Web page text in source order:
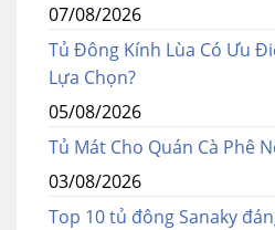
07/08/2026
Tủ Đông Kính Lùa Có Ưu
Lựa Chọn?
05/08/2026
Tủ Mát Cho Quán Cà Phê
03/08/2026
Top 10 tủ đông Sanaky